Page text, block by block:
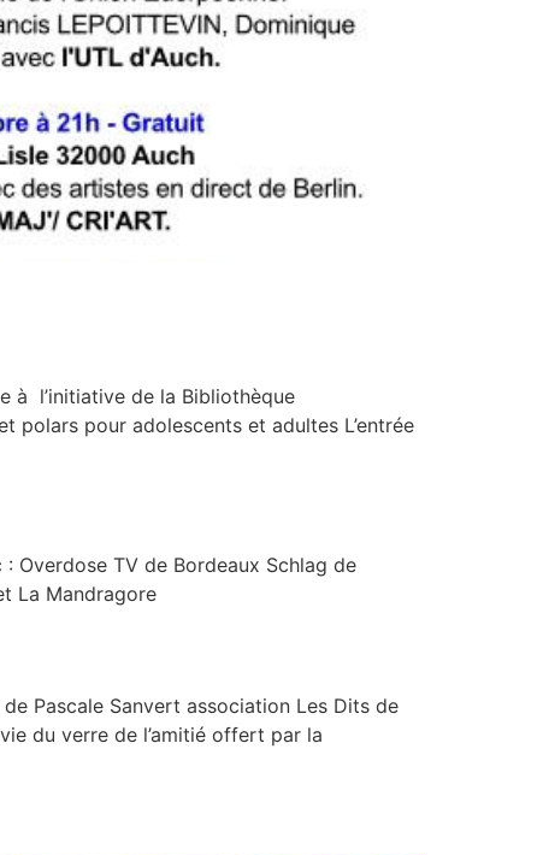
à l’initiative de la Bibliothèque
polars pour adolescents et adultes L’entrée
Overdose TV de Bordeaux Schlag de
La Mandragore
Pascale Sanvert association Les Dits de
du verre de l’amitié offert par la